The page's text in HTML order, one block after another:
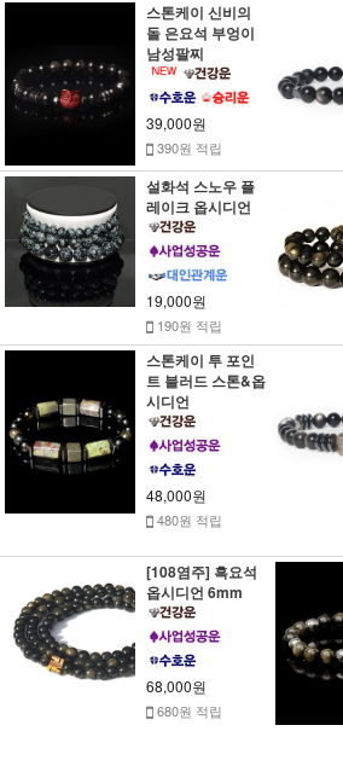
스톤케이 신비의
돌 은요석 부엉이
남성팔찌
39,000원
390원 적립
설화석 스노우 플
레이크 옵시디언
19,000원
190원 적립
스톤케이 투 포인
트 블러드 스톤&옵
시디언
48,000원
480원 적립
[108염주] 흑요석
옵시디언 6mm
68,000원
680원 적립